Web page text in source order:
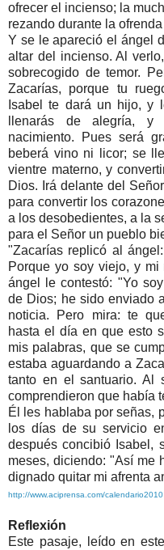
ofrecer el incienso; la
rezando durante la
Y se le apareció el ángel
altar del incienso. Al
sobrecogido de temor.
Zacarías, porque tu
Isabel te dará un hijo, y
llenarás de alegría,
nacimiento. Pues será
beberá vino ni licor; se
vientre materno, y
Dios. Irá delante del
para convertir los
a los desobedientes, a la
para el Señor un pueblo
"Zacarías replicó al
Porque yo soy viejo, y mi
ángel le contestó: "Yo
de Dios; he sido enviado
noticia. Pero mira: te
hasta el día en que esto
mis palabras, que se
estaba aguardando a
tanto en el santuario. Al
comprendieron que había
Él les hablaba por señas,
los días de su servicio
después concibió Isabel,
meses, diciendo: "Así me
dignado quitar mi afrenta
http://www.aciprensa.com/calendario2010
Reflexión
Este pasaje, leído en